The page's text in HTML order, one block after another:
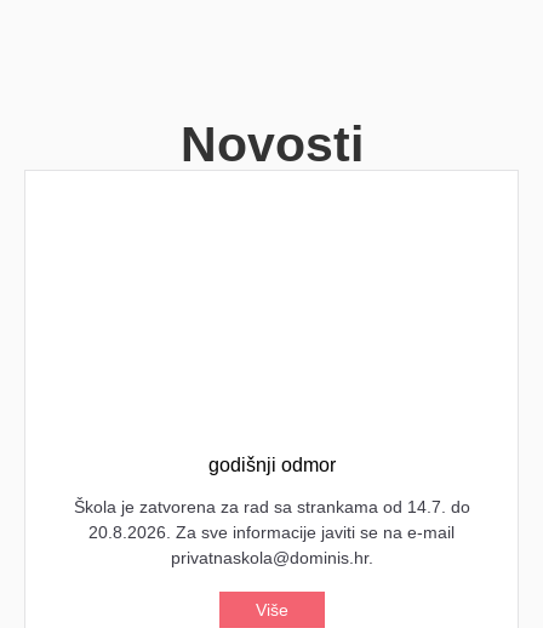
Novosti
godišnji odmor
Škola je zatvorena za rad sa strankama od 14.7. do
20.8.2026. Za sve informacije javiti se na e-mail
privatnaskola@dominis.hr.
Više